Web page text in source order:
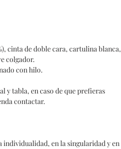
cinta de doble cara, cartulina blanca,
colgador.
con hilo.
y tabla, en caso de que prefieras
contactar.
individualidad, en la singularidad y en